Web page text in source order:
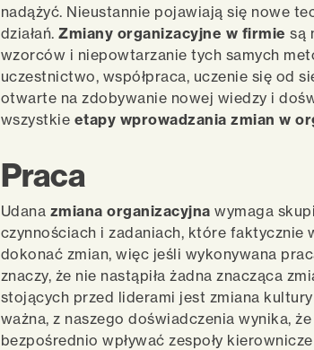
nadążyć. Nieustannie pojawiają się nowe
działań.Zmiany organizacyjne w firmie są
wzorców i niepowtarzanie tych samych
uczestnictwo, współpraca, uczenie się od
otwarte na zdobywanie nowej wiedzy i
wszystkie etapy wprowadzania zmian w
Praca
Udana zmiana organizacyjna wymaga
czynnościach i zadaniach, które faktycznie
dokonać zmian, więc jeśli wykonywana
znaczy, że nie nastąpiła żadna znacząca
stojących przed liderami jest zmiana
ważna, z naszego doświadczenia wynika,
bezpośrednio wpływać zespoły